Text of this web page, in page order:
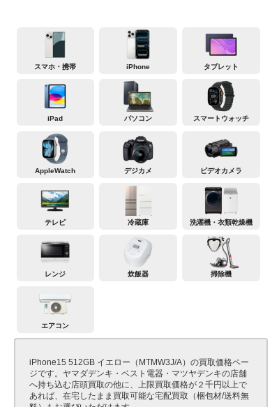
スマホ・携帯 iPhone タブレット
iPad パソコン スマートウォッチ
AppleWatch デジカメ ビデオカメラ
テレビ 冷蔵庫 洗濯機・衣類乾燥機
レンジ 炊飯器 掃除機
エアコン
iPhone15 512GB イエロー（MTMW3J/A）の買取価格ペー
ジです。ヤマダデンキ・ベスト電器・マツヤデンキの店舗
へ持ち込む店頭買取の他に、上限買取価格が２千円以上で
あれば、在宅したまま買取可能な宅配買取（梱包材/送料無